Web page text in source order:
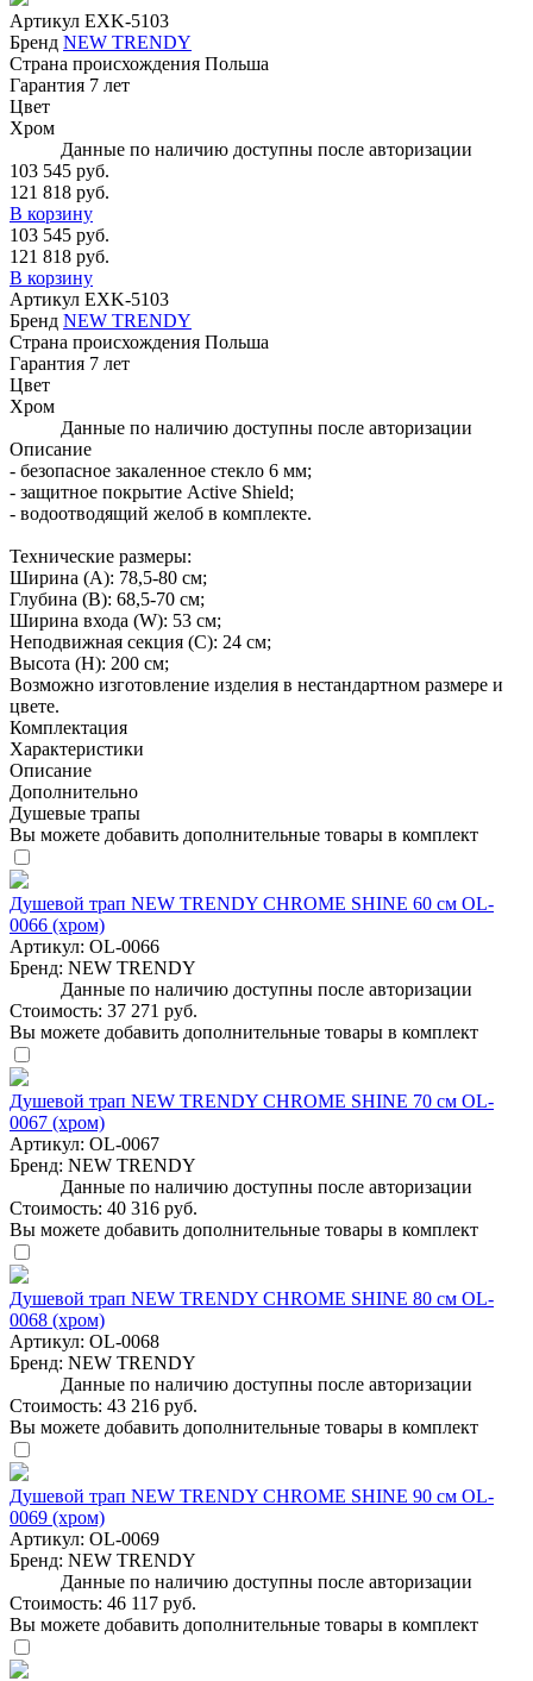
Артикул EXK-5103
Бренд NEW TRENDY
Страна происхождения Польша
Гарантия 7 лет
Цвет
Хром
Данные по наличию доступны после авторизации
103 545 руб.
121 818 руб.
В корзину
103 545 руб.
121 818 руб.
В корзину
Артикул EXK-5103
Бренд NEW TRENDY
Страна происхождения Польша
Гарантия 7 лет
Цвет
Хром
Данные по наличию доступны после авторизации
Описание
- безопасное закаленное стекло 6 мм;
- защитное покрытие Active Shield;
- водоотводящий желоб в комплекте.
Технические размеры:
Ширина (A): 78,5-80 см;
Глубина (B): 68,5-70 см;
Ширина входа (W): 53 см;
Неподвижная секция (С): 24 см;
Высота (H): 200 см;
Возможно изготовление изделия в нестандартном размере и
цвете.
Комплектация
Характеристики
Описание
Дополнительно
Душевые трапы
Вы можете добавить дополнительные товары в комплект
Душевой трап NEW TRENDY CHROME SHINE 60 см OL-
0066 (хром)
Артикул: OL-0066
Бренд: NEW TRENDY
Данные по наличию доступны после авторизации
Стоимость: 37 271 руб.
Вы можете добавить дополнительные товары в комплект
Душевой трап NEW TRENDY CHROME SHINE 70 см OL-
0067 (хром)
Артикул: OL-0067
Бренд: NEW TRENDY
Данные по наличию доступны после авторизации
Стоимость: 40 316 руб.
Вы можете добавить дополнительные товары в комплект
Душевой трап NEW TRENDY CHROME SHINE 80 см OL-
0068 (хром)
Артикул: OL-0068
Бренд: NEW TRENDY
Данные по наличию доступны после авторизации
Стоимость: 43 216 руб.
Вы можете добавить дополнительные товары в комплект
Душевой трап NEW TRENDY CHROME SHINE 90 см OL-
0069 (хром)
Артикул: OL-0069
Бренд: NEW TRENDY
Данные по наличию доступны после авторизации
Стоимость: 46 117 руб.
Вы можете добавить дополнительные товары в комплект